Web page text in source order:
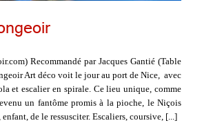
Recommandé par Jacques Gantié (Table
Art déco voit le jour au port de Nice, avec
et escalier en spirale. Ce lieu unique, comme
un fantôme promis à la pioche, le Niçois
de le ressusciter. Escaliers, coursive, [...]